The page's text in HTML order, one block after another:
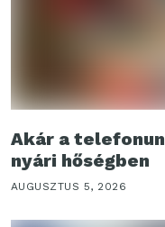
Akár a
nyári hőségben
AUGUSZTUS 5, 2026